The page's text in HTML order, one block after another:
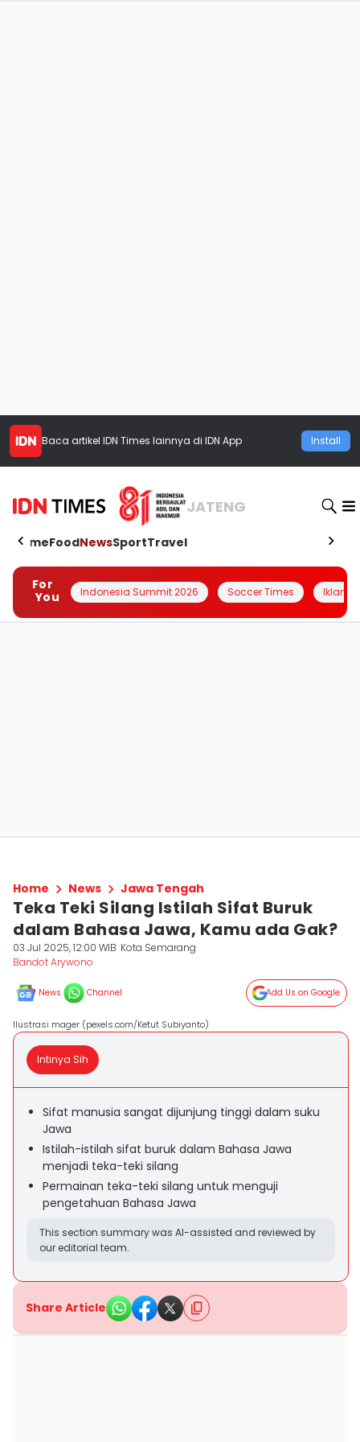
Baca artikel IDN Times lainnya di IDN App Install
JATENG
HomeFoodNewsSportTravel
For
You
Indonesia Summit 2026 Soccer Times Iklanin
Home News Jawa Tengah
Teka Teki Silang Istilah Sifat Buruk
dalam Bahasa Jawa, Kamu ada Gak?
03 Jul 2025, 12:00 WIB Kota Semarang
Bandot Arywono
News Channel Add Us on Google
Ilustrasi mager (pexels.com/Ketut Subiyanto)
Intinya Sih
Sifat manusia sangat dijunjung tinggi dalam suku
Jawa
Istilah-istilah sifat buruk dalam Bahasa Jawa
menjadi teka-teki silang
Permainan teka-teki silang untuk menguji
pengetahuan Bahasa Jawa
This section summary was AI-assisted and reviewed by
our editorial team.
Share Article